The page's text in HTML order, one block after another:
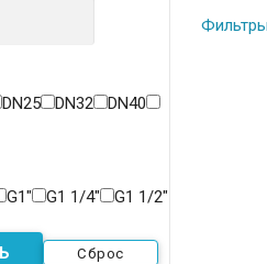
DN25 DN32
DN40
G1" G1 1/4"
G1 1/2"
Сброс